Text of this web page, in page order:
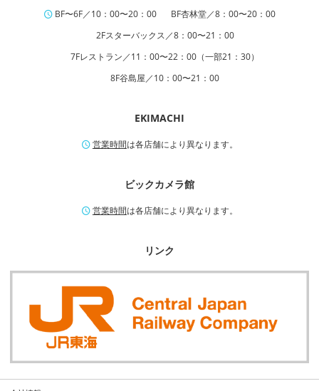
BF〜6F／10：00〜20：00
BF杏林堂／8：00〜20：00
2Fスターバックス／8：00〜21：00
7Fレストラン／11：00〜22：00（一部21：30）
8F谷島屋／10：00〜21：00
EKIMACHI
営業時間は各店舗により異なります。
ビックカメラ館
営業時間は各店舗により異なります。
リンク